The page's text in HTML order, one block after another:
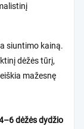
siuntimo kainą.
dėžės tūrį,
mažesnę
dėžės dydžio